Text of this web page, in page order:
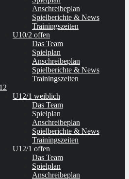
Anschreibeplan
Spielberichte & News
Trainingszeiten
U10/2 offen
Das Team
Spielplan
Anschreibeplan
Spielberichte & News
Trainingszeiten
U12/1 weiblich
Das Team
Spielplan
Anschreibeplan
Spielberichte & News
Trainingszeiten
U12/1 offen
Das Team
Spielplan
Anschreibeplan